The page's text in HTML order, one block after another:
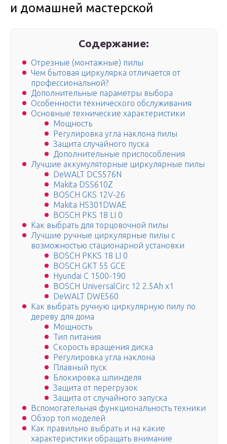
и домашней мастерской
Содержание:
Отрезные (монтажные) пилы
Чем бытовая циркулярка отличается от
профессиональной?
Дополнительные параметры выбора
Особенности технического обслуживания
Основные технические характеристики
Мощность
Регулировка угла наклона пилы
Защита случайного пуска
Дополнительные приспособления
Лучшие аккумуляторные циркулярные пилы
DeWALT DCS576N
Makita DSS610Z
BOSCH GKS 12V-26
Makita HS301DWAE
BOSCH PKS 18 LI 0
Как выбрать для торцовочной пилы
Лучшие ручные циркулярные пилы с
возможностью стационарной установки
BOSCH PKKS 18 LI 0
BOSCH GKT 55 GCE
Hyundai C 1500-190
BOSCH UniversalCirc 12 2.5Ah x1
DeWALT DWE560
Как выбрать ручную циркулярную пилу по
дереву для дома
Мощность
Тип питания
Скорость вращения диска
Регулировка угла наклона
Плавный пуск
Блокировка шпинделя
Защита от перегрузок
Защита от случайного запуска
Вспомогательная функциональность техники
Обзор топ моделей
Как правильно выбрать и на какие
характеристики обращать внимание